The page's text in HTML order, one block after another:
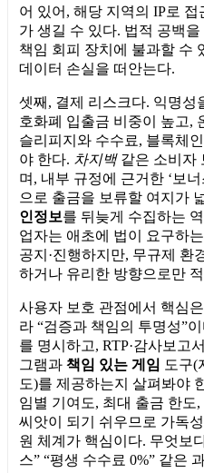
어 있어, 해당 지역의 IP로
가 생길 수 있다. 법적 공백
책임 회피 장치에 불과할 수
데이터 손실을 떠안는다.
셋째, 결제 리스크다. 익명성
호화폐 입출금 비중이 높고,
슬리피지와 수수료, 블록체
야 한다. 차지백같은 소비자
며, 내부 규정에 근거한 ‘보
으로 출금을 보류할 여지가
인정보를 뒤늦게 수집하는
업자는 애초에 법이 요구하
공지·진행하지만, 무규제 환
하거나 유리한 방향으로만
사용자 보호 관점에서 핵심
라 “검증과 책임의 투명성”
를 명시하고, RTP·감사보고
그램과 책임 있는 게임 도구(
도)를 제공하는지 살펴봐야
임별 기여도, 최대 출금 한도
씨앗이 되기 쉬우므로 가독
원 체계가 핵심이다. 무엇보
스” “평생 수수료 0%” 같은